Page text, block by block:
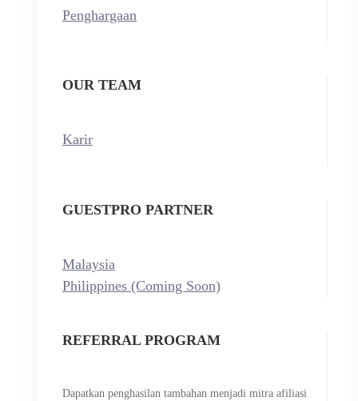
Penghargaan
OUR TEAM
Karir
GUESTPRO PARTNER
Malaysia
Philippines (Coming Soon)
REFERRAL PROGRAM
Dapatkan penghasilan tambahan menjadi mitra afiliasi